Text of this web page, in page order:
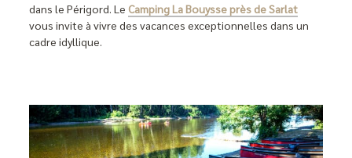
dans le Périgord. Le Camping La Bouysse près de Sarlat
vous invite à vivre des vacances exceptionnelles dans un
cadre idyllique.